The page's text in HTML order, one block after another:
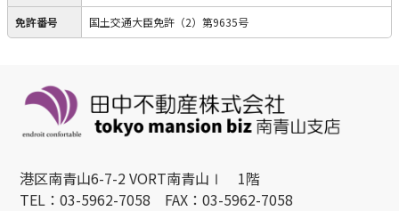
免許番号 国土交通大臣免許（2）第9635号
港区南青山6-7-2 VORT南青山Ⅰ 1階
TEL：03-5962-7058 FAX：03-5962-7058